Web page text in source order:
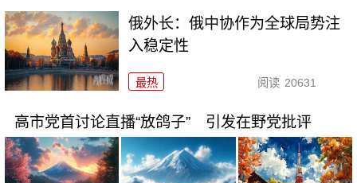
俄外长：俄中协作为全球局势注
入稳定性
最热 阅读 20631
高市党首讨论直播“放鸽子” 引发在野党批评